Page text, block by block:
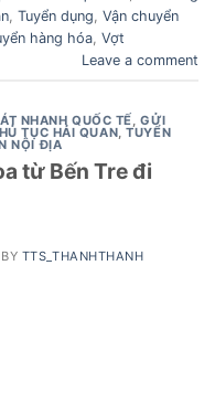
Tuyển dụng Vận chuyển
hàng hóa Vợt
Leave a comment
NHANH QUỐC TẾ,GỬI
TỤC HẢI QUAN,TUYỂN
NỘI ĐỊA
từ Bến Tre đi
BY TTS_THANHTHANH